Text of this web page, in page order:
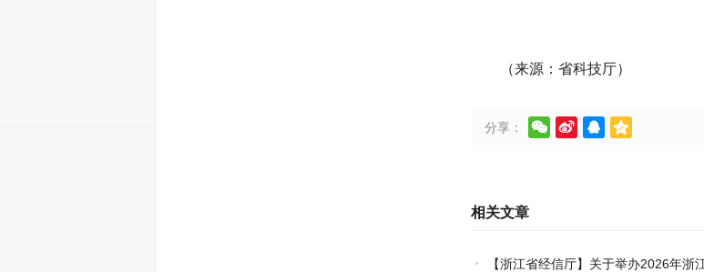
（来源：省科技厅）
分享：    
相关文章
【浙江省经信厅】关于举办2026年浙